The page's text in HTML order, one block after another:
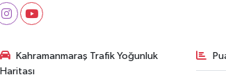
Kahramanmaraş Trafik Yoğunluk
Haritası